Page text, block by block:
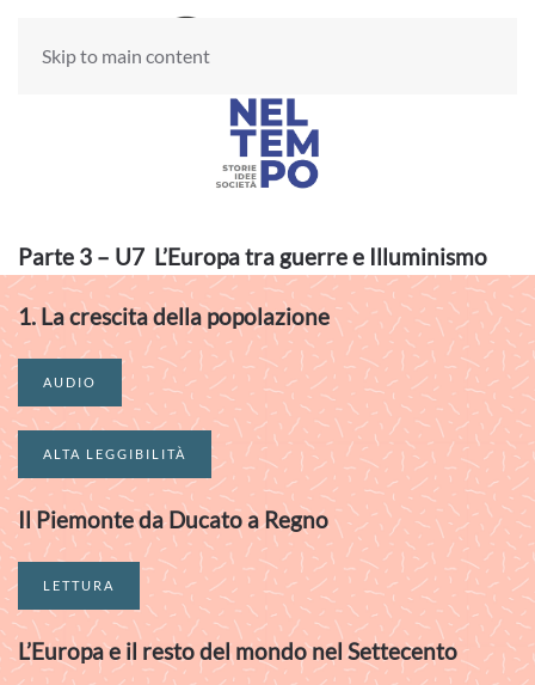
Skip to main content
Parte 3 – U7 L’Europa tra guerre e Illuminismo
1.La crescita della popolazione
AUDIO
ALTA LEGGIBILITÀ
Il Piemonte da Ducato a Regno
LETTURA
L’Europa e il resto del mondo nel Settecento